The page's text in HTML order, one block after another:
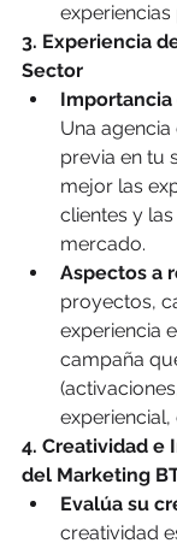
experiencias
3. Experiencia
Sector
Una
previa en tu
mejor las
clientes y
mercado.
Aspectos a
proyectos,
experiencia
campaña
experiencial,
4. Creatividad e
del Marketing
Evalúa su
creatividad